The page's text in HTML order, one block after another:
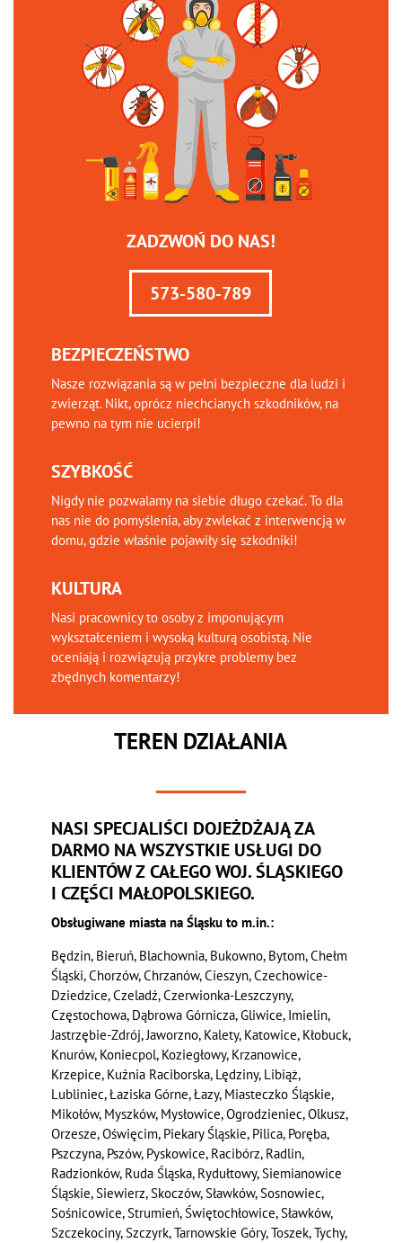
ZADZWOŃ DO NAS!
573-580-789
BEZPIECZEŃSTWO
Nasze rozwiązania są w pełni bezpieczne dla ludzi i
zwierząt. Nikt, oprócz niechcianych szkodników, na
pewno na tym nie ucierpi!
SZYBKOŚĆ
Nigdy nie pozwalamy na siebie długo czekać. To dla
nas nie do pomyślenia, aby zwlekać z interwencją w
domu, gdzie właśnie pojawiły się szkodniki!
KULTURA
Nasi pracownicy to osoby z imponującym
wykształceniem i wysoką kulturą osobistą. Nie
oceniają i rozwiązują przykre problemy bez
zbędnych komentarzy!
TEREN DZIAŁANIA
NASI SPECJALIŚCI DOJEŻDŻAJĄ ZA
DARMO NA WSZYSTKIE USŁUGI DO
KLIENTÓW Z CAŁEGO WOJ. ŚLĄSKIEGO
I CZĘŚCI MAŁOPOLSKIEGO.
Obsługiwane miasta na Śląsku to m.in.:
Będzin, Bieruń, Blachownia, Bukowno, Bytom, Chełm
Śląski, Chorzów, Chrzanów, Cieszyn, Czechowice-
Dziedzice, Czeladź, Czerwionka-Leszczyny,
Częstochowa, Dąbrowa Górnicza, Gliwice, Imielin,
Jastrzębie-Zdrój, Jaworzno, Kalety, Katowice, Kłobuck,
Knurów, Koniecpol, Koziegłowy, Krzanowice,
Krzepice, Kuźnia Raciborska, Lędziny, Libiąż,
Lubliniec, Łaziska Górne, Łazy, Miasteczko Śląskie,
Mikołów, Myszków, Mysłowice, Ogrodzieniec, Olkusz,
Orzesze, Oświęcim, Piekary Śląskie, Pilica, Poręba,
Pszczyna, Pszów, Pyskowice, Racibórz, Radlin,
Radzionków, Ruda Śląska, Rydułtowy, Siemianowice
Śląskie, Siewierz, Skoczów, Sławków, Sosnowiec,
Sośnicowice, Strumień, Świętochłowice, Sławków,
Szczekociny, Szczyrk, Tarnowskie Góry, Toszek, Tychy,